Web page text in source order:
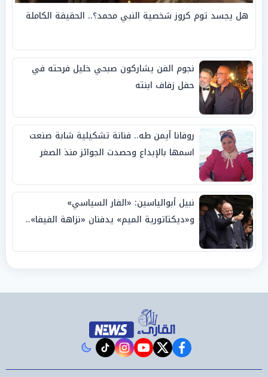
هل يجسد توم كروز شخصية النبي محمد؟.. الحقيقة الكاملة
نجوم الفن يشاركون صبحي خليل فرحته في
حفل زفاف ابنته
روفانا أيمن طه.. فنانة تشكيلية شابة صنعت
اسمها بالإبداع وحصدت الجوائز منذ الصغر
نبيل أبوالياسين: «الفار السياسي»
و«ديكتاتورية الميم» يدفنان «نزاهة الفيفا»..
facebook
twitter
youtube
instagram
tiktok